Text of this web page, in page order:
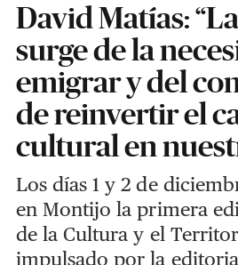
David Matías:
surge de la
emigrar y del
de reinvertir el
cultural en
Los días 1 y 2 de
en Montijo la primera
de la Cultura y el
impulsado por la